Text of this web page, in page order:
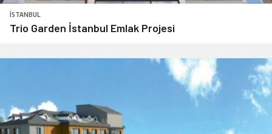
İSTANBUL
Trio Garden İstanbul Emlak Projesi